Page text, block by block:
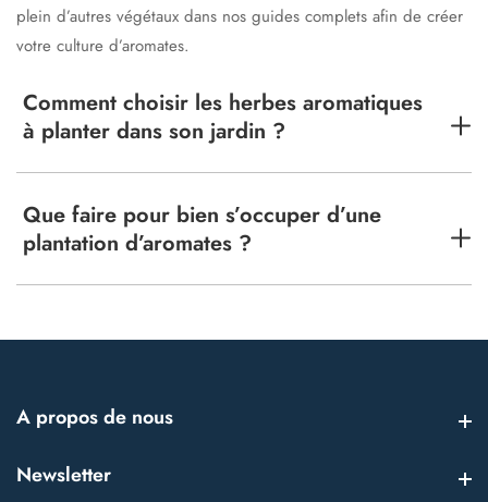
plein d’autres végétaux dans nos guides complets afin de créer
votre culture d’aromates.
Comment choisir les herbes aromatiques
à planter dans son jardin ?
Que faire pour bien s’occuper d’une
plantation d’aromates ?
A propos de nous
Newsletter